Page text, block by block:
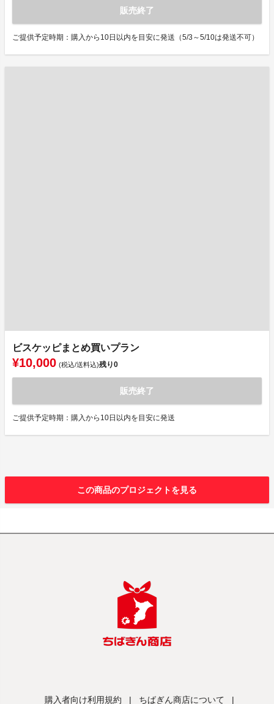
販売終了
ご提供予定時期：購入から10日以内を目安に発送（5/3～5/10は発送不可）
ビスケッピまとめ買いプラン
¥10,000 (税込/送料込)残り0
販売終了
ご提供予定時期：購入から10日以内を目安に発送
この商品のプロジェクトを見る
購入者向け利用規約 | ちばぎん商店について |